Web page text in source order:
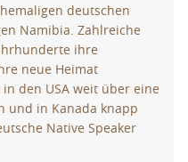
deutschen
Namibia. Zahlreiche
ihre
neue Heimat
den USA weit über eine
und in Kanada knapp
Native Speaker